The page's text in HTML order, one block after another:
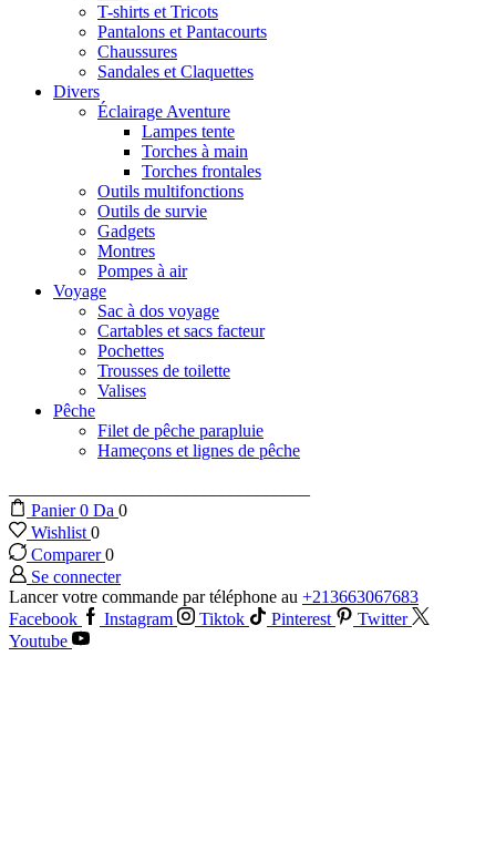
T-shirts et Tricots
Pantalons et Pantacourts
Chaussures
Sandales et Claquettes
Divers
Éclairage Aventure
Lampes tente
Torches à main
Torches frontales
Outils multifonctions
Outils de survie
Gadgets
Montres
Pompes à air
Voyage
Sac à dos voyage
Cartables et sacs facteur
Pochettes
Trousses de toilette
Valises
Pêche
Filet de pêche parapluie
Hameçons et lignes de pêche
Panier0 Da 0
Wishlist 0
Comparer0
Se connecter
Lancer votre commande par téléphone au +213663067683
Facebook
Instagram Tiktok Pinterest
Twitter
Youtube